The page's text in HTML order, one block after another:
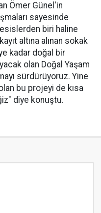
Ömer Günel'in
sayesinde
biri haline
altına alınan sokak
kadar doğal bir
olan Doğal Yaşam
sürdürüyoruz. Yine
bu projeyi de kısa
diye konuştu.